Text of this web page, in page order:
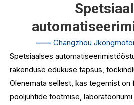
—— Changzhou
Spetsiaalses
rakenduse edukuse täpsus,
Olenemata sellest, kas tegemist
pooljuhtide tootmise,